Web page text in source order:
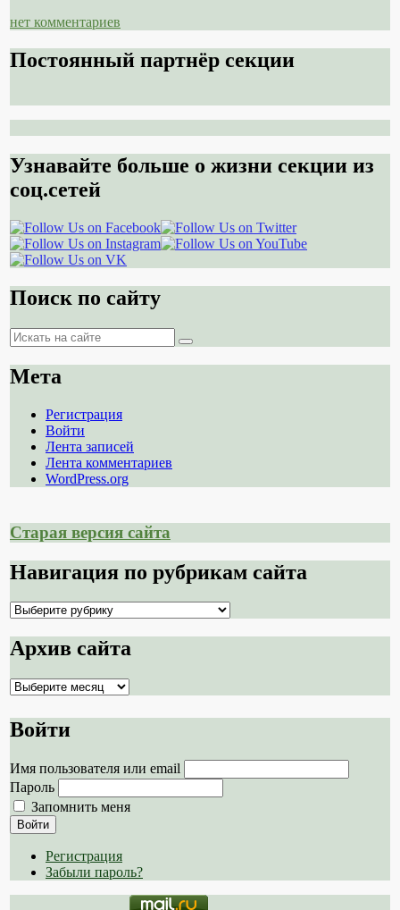
нет комментариев
Постоянный партнёр секции
Узнавайте больше о жизни секции из
соц.сетей
Поиск по сайту
Поиск
Поиск
Мета
Регистрация
Войти
Лента записей
Лента комментариев
WordPress.org
Старая версия сайта
Навигация по рубрикам сайта
Навигация
рубрикам
сайта
Архив сайта
Архив
Войти
Имя пользователя или email
Пароль
Запомнить меня
Войти
Регистрация
Забыли пароль?